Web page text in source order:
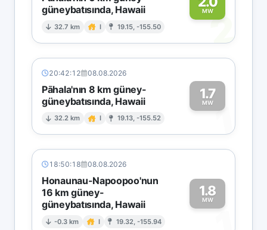
güneybatısında, Hawaii
32.7 km I 19.15, -155.50
MW2
20:42:12 08.08.2026
Pāhala'nın 8 km güney-
güneybatısında, Hawaii
32.2 km I 19.13, -155.52
1.7
MW1
18:50:18 08.08.2026
Honaunau-Napoopoo'nun
16 km güney-
güneybatısında, Hawaii
-0.3 km I 19.32, -155.94
1.8
MW